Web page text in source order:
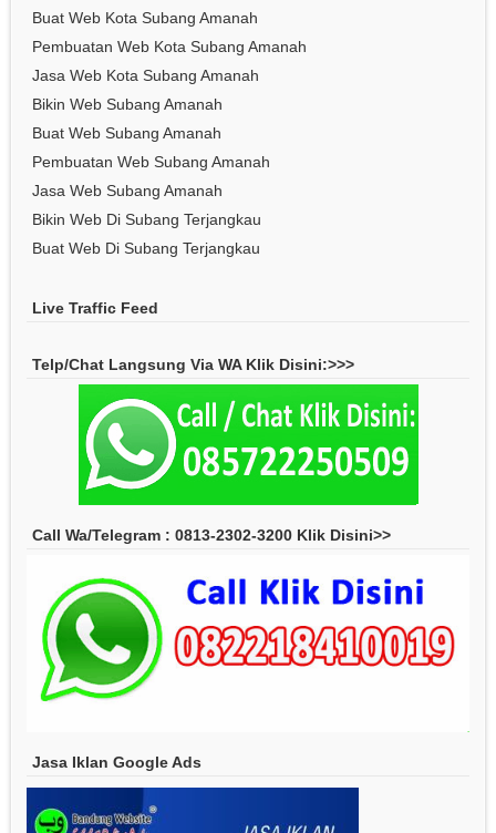
Buat Web Kota Subang Amanah
Pembuatan Web Kota Subang Amanah
Jasa Web Kota Subang Amanah
Bikin Web Subang Amanah
Buat Web Subang Amanah
Pembuatan Web Subang Amanah
Jasa Web Subang Amanah
Bikin Web Di Subang Terjangkau
Buat Web Di Subang Terjangkau
Live Traffic Feed
Telp/Chat Langsung Via WA Klik Disini:>>>
Call Wa/Telegram : 0813-2302-3200 Klik Disini>>
Jasa Iklan Google Ads